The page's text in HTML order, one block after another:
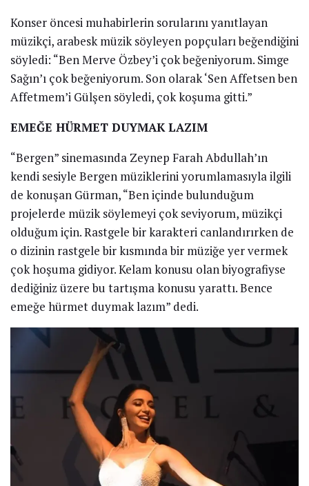
Konser öncesi muhabirlerin sorularını yanıtlayan
müzikçi, arabesk müzik söyleyen popçuları beğendiğini
söyledi: “Ben Merve Özbey’i çok beğeniyorum. Simge
Sağın’ı çok beğeniyorum. Son olarak ‘Sen Affetsen ben
Affetmem’i Gülşen söyledi, çok koşuma gitti.”
EMEĞE HÜRMET DUYMAK LAZIM
“Bergen” sinemasında Zeynep Farah Abdullah’ın
kendi sesiyle Bergen müziklerini yorumlamasıyla ilgili
de konuşan Gürman, “Ben içinde bulunduğum
projelerde müzik söylemeyi çok seviyorum, müzikçi
olduğum için. Rastgele bir karakteri canlandırırken de
o dizinin rastgele bir kısmında bir müziğe yer vermek
çok hoşuma gidiyor. Kelam konusu olan biyografiyse
dediğiniz üzere bu tartışma konusu yarattı. Bence
emeğe hürmet duymak lazım” dedi.